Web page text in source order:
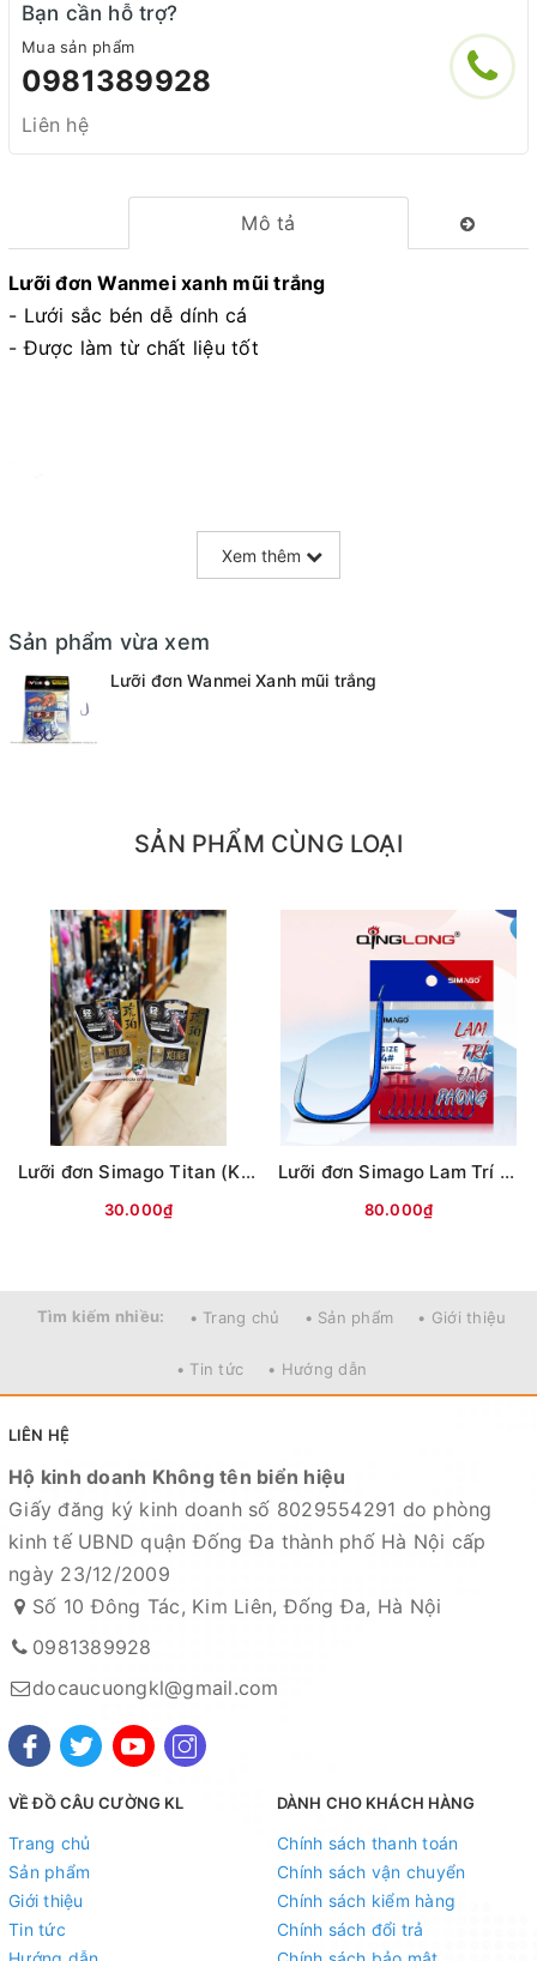
Bạn cần hỗ trợ?
Mua sản phẩm
0981389928
Liên hệ
Mô tả
Lưỡi đơn Wanmei xanh mũi trắng
- Lưới sắc bén dễ dính cá
- Được làm từ chất liệu tốt
: 098.138.9928 - 098.902.9066 - 090.565.6668 -
091.258.3939 để được giải đáp.
CAM KẾT CỦA CỬA HÀNG CHÚNG TÔI
Đồ câu chính hãng, đúng thông tin mô tả và sản phẩm
đặt mua của khách hàng
Ảnh sản phẩm là cửa hàng 100% tự tay chụp nên mọi
thông tin và ảnh đều phù hợp với sản phẩm thực tế
Nếu sản phẩm bị lỗi hoặc xảy ra sự cố trong quá trình
khách hàng và sẽ chịu trách nhiệm hoàn toàn để phục
vụ khách hàng tốt nhất
Fanpage :
Facebook: hoặcCường KL Đồ câu
Xem thêm
Sản phẩm vừa xem
Lưỡi đơn Wanmei Xanh mũi trắng
SẢN PHẨM CÙNG LOẠI
Lưỡi đơn Simago Titan (Không ngạnh)
30.000₫
Lưỡi đơn Simago Lam Trí Đao Phong
80.000₫
Tìm kiếm nhiều: • Trang chủ • Sản phẩm • Giới thiệu
• Tin tức • Hướng dẫn
LIÊN HỆ
Hộ kinh doanh Không tên biển hiệu
Giấy đăng ký kinh doanh số 8029554291 do phòng
kinh tế UBND quận Đống Đa thành phố Hà Nội cấp
ngày 23/12/2009
Số 10 Đông Tác, Kim Liên, Đống Đa, Hà Nội
0981389928
docaucuongkl@gmail.com
VỀ ĐỒ CÂU CƯỜNG KL
Trang chủ
Sản phẩm
Giới thiệu
Tin tức
DÀNH CHO KHÁCH HÀNG
Chính sách thanh toán
Chính sách vận chuyển
Chính sách kiểm hàng
Chính sách đổi trả